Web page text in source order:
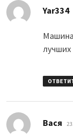
Yar334
Вася